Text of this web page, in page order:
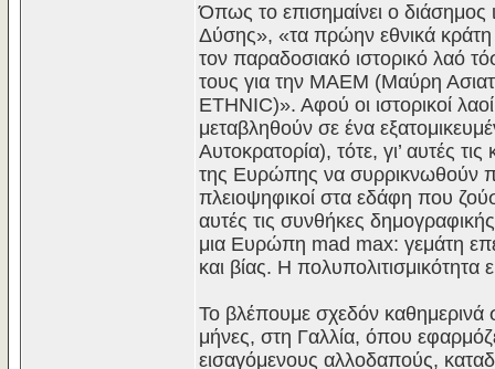
Όπως το επισημαίνει ο διάσημος
Δύσης», «τα πρώην εθνικά κράτη
τον παραδοσιακό ιστορικό λαό
τους για την ΜΑΕΜ (Μαύρη
ETHNIC)». Αφού οι ιστορικοί
μεταβληθούν σε ένα
Αυτοκρατορία), τότε, γι’ αυτές τις
της Ευρώπης να συρρικνωθούν
πλειοψηφικοί στα εδάφη που
αυτές τις συνθήκες
μια Ευρώπη mad max: γεμάτη
και βίας. Η πολυπολιτισμικότητα
Το βλέπουμε σχεδόν καθημερινά
μήνες, στη Γαλλία, όπου
εισαγόμενους αλλοδαπούς,